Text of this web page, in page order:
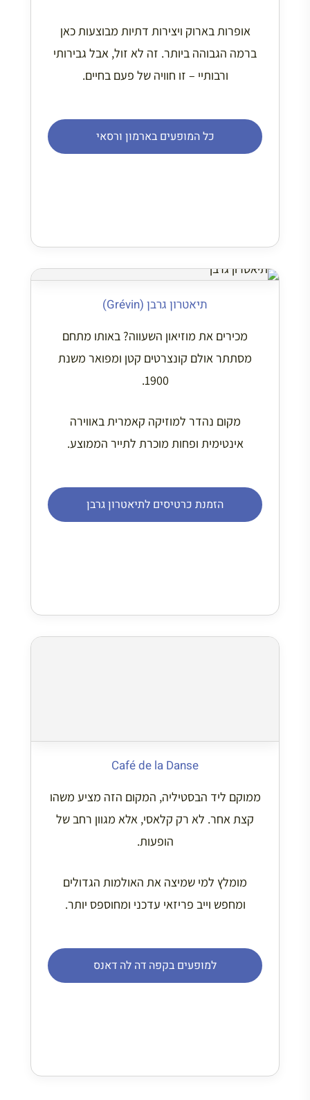
אופרות בארוק ויצירות דתיות מבוצעות כאן
ברמה הגבוהה ביותר. זה לא זול, אבל גבירותי
ורבותיי – זו חוויה של פעם בחיים.
כל המופעים בארמון ורסאי
תיאטרון גרבן (Grévin)
מכירים את מוזיאון השעווה? באותו מתחם
מסתתר אולם קונצרטים קטן ומפואר משנת
1900.
מקום נהדר למוזיקה קאמרית באווירה
אינטימית ופחות מוכרת לתייר הממוצע.
הזמנת כרטיסים לתיאטרון גרבן
מומלץ למי שמיצה את האולמות הגדולים
ומחפש וייב פריזאי עדכני ומחוספס יותר.